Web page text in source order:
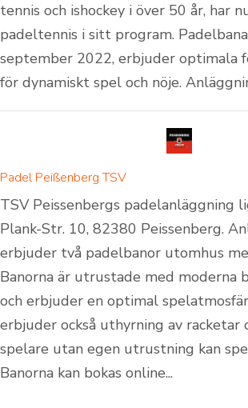
tennis och ishockey i över 50 år, har
padeltennis i sitt program.
september 2022, erbjuder optimala
för dynamiskt spel och nöje.
Padel Peißenberg TSV
TSV Peissenbergs padelanläggning
Plank-Str. 10, 82380 Peissenberg.
erbjuder två padelbanor utomhus
Banorna är utrustade med moderna
och erbjuder en optimal
erbjuder också uthyrning av racketar
spelare utan egen utrustning kan
Banorna kan bokas online...